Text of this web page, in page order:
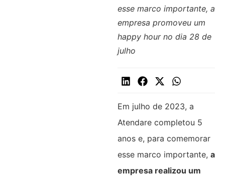
esse marco importante, a
empresa promoveu um
happy hour no dia 28 de
julho
Em julho de 2023, a
Atendare completou 5
anos e, para comemorar
esse marco importante, a
empresa realizou um